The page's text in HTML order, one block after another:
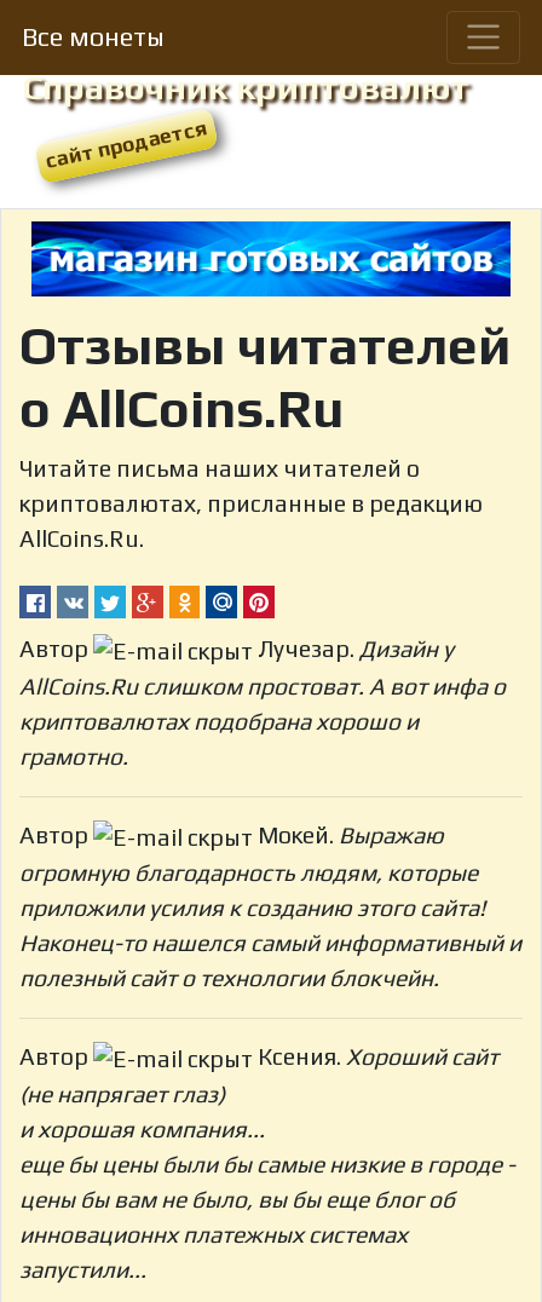
Все монеты
Справочник криптовалют
Отзывы читателей
о AllCoins.Ru
Читайте письма наших читателей о
криптовалютах, присланные в редакцию
AllCoins.Ru.
Автор Лучезар. Дизайн у
AllCoins.Ru слишком простоват. А вот инфа о
криптовалютах подобрана хорошо и
грамотно.
Автор Мокей. Выражаю
огромную благодарность людям, которые
приложили усилия к созданию этого сайта!
Наконец-то нашелся самый информативный и
полезный сайт о технологии блокчейн.
Автор Ксения. Хороший сайт
(не напрягает глаз)
и хорошая компания...
еще бы цены были бы самые низкие в городе -
цены бы вам не было, вы бы еще блог об
инновационнх платежных системах
запустили...